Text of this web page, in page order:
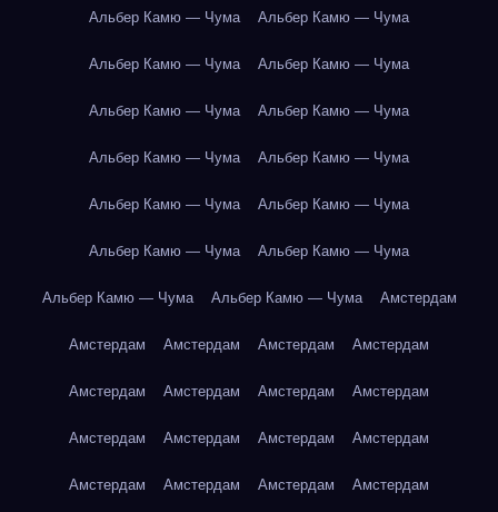
Альбер Камю — Чума Альбер Камю — Чума
Альбер Камю — Чума Альбер Камю — Чума
Альбер Камю — Чума Альбер Камю — Чума
Альбер Камю — Чума Альбер Камю — Чума
Альбер Камю — Чума Альбер Камю — Чума
Альбер Камю — Чума Альбер Камю — Чума
Альбер Камю — Чума Альбер Камю — Чума Амстердам
Амстердам Амстердам Амстердам Амстердам
Амстердам Амстердам Амстердам Амстердам
Амстердам Амстердам Амстердам Амстердам
Амстердам Амстердам Амстердам Амстердам